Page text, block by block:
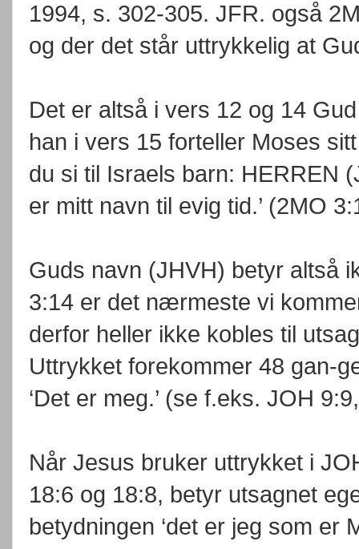
1994, s. 302-305. JFR. også
og der det står uttrykkelig at
Det er altså i vers 12 og 14
han i vers 15 forteller Moses
du si til Israels barn: HERREN
er mitt navn til evig tid.’ (2MO
Guds navn (JHVH) betyr altså
3:14 er det nærmeste vi
derfor heller ikke kobles til
Uttrykket forekommer 48 gan-
‘Det er meg.’ (se f.eks. JOH
Når Jesus bruker uttrykket i
18:6 og 18:8, betyr utsagnet
betydningen ‘det er jeg som er